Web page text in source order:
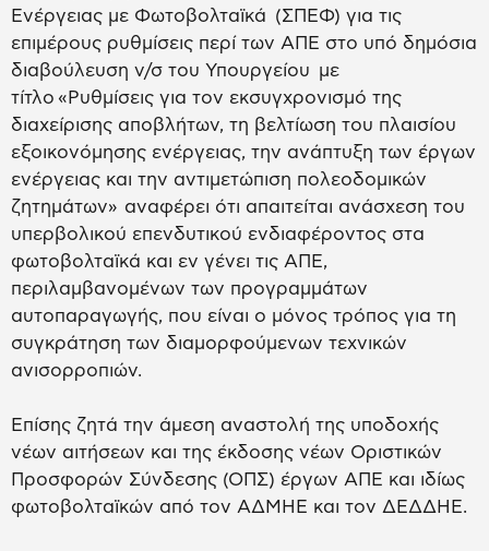
Ενέργειας με Φωτοβολταϊκά (ΣΠΕΦ) για τις
επιμέρους ρυθμίσεις περί των ΑΠΕ στο υπό δημόσια
διαβούλευση ν/σ του Υπουργείου με
τίτλο «Ρυθμίσεις για τον εκσυγχρονισμό της
διαχείρισης αποβλήτων, τη βελτίωση του πλαισίου
εξοικονόμησης ενέργειας, την ανάπτυξη των έργων
ενέργειας και την αντιμετώπιση πολεοδομικών
ζητημάτων» αναφέρει ότι απαιτείται ανάσχεση του
υπερβολικού επενδυτικού ενδιαφέροντος στα
φωτοβολταϊκά και εν γένει τις ΑΠΕ,
περιλαμβανομένων των προγραμμάτων
αυτοπαραγωγής, που είναι ο μόνος τρόπος για τη
συγκράτηση των διαμορφούμενων τεχνικών
ανισορροπιών.
Επίσης ζητά την άμεση αναστολή της υποδοχής
νέων αιτήσεων και της έκδοσης νέων Οριστικών
Προσφορών Σύνδεσης (ΟΠΣ) έργων ΑΠΕ και ιδίως
φωτοβολταϊκών από τον ΑΔΜΗΕ και τον ΔΕΔΔΗΕ.